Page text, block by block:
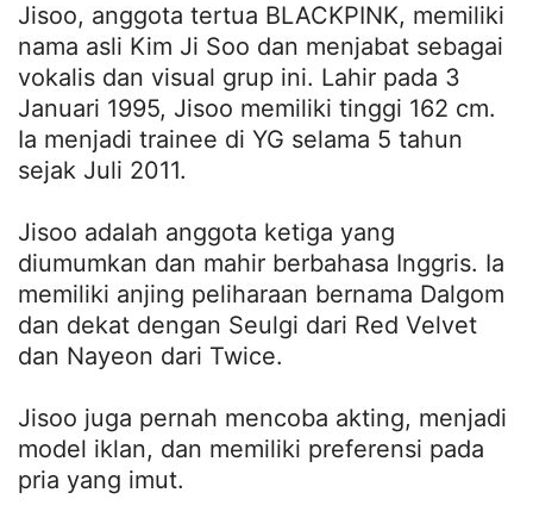
Jisoo, anggota tertua BLACKPINK, memiliki
nama asli Kim Ji Soo dan menjabat sebagai
vokalis dan visual grup ini. Lahir pada 3
Januari 1995, Jisoo memiliki tinggi 162 cm.
Ia menjadi trainee di YG selama 5 tahun
sejak Juli 2011.
Jisoo adalah anggota ketiga yang
diumumkan dan mahir berbahasa Inggris. Ia
memiliki anjing peliharaan bernama Dalgom
dan dekat dengan Seulgi dari Red Velvet
dan Nayeon dari Twice.
Jisoo juga pernah mencoba akting, menjadi
model iklan, dan memiliki preferensi pada
pria yang imut.